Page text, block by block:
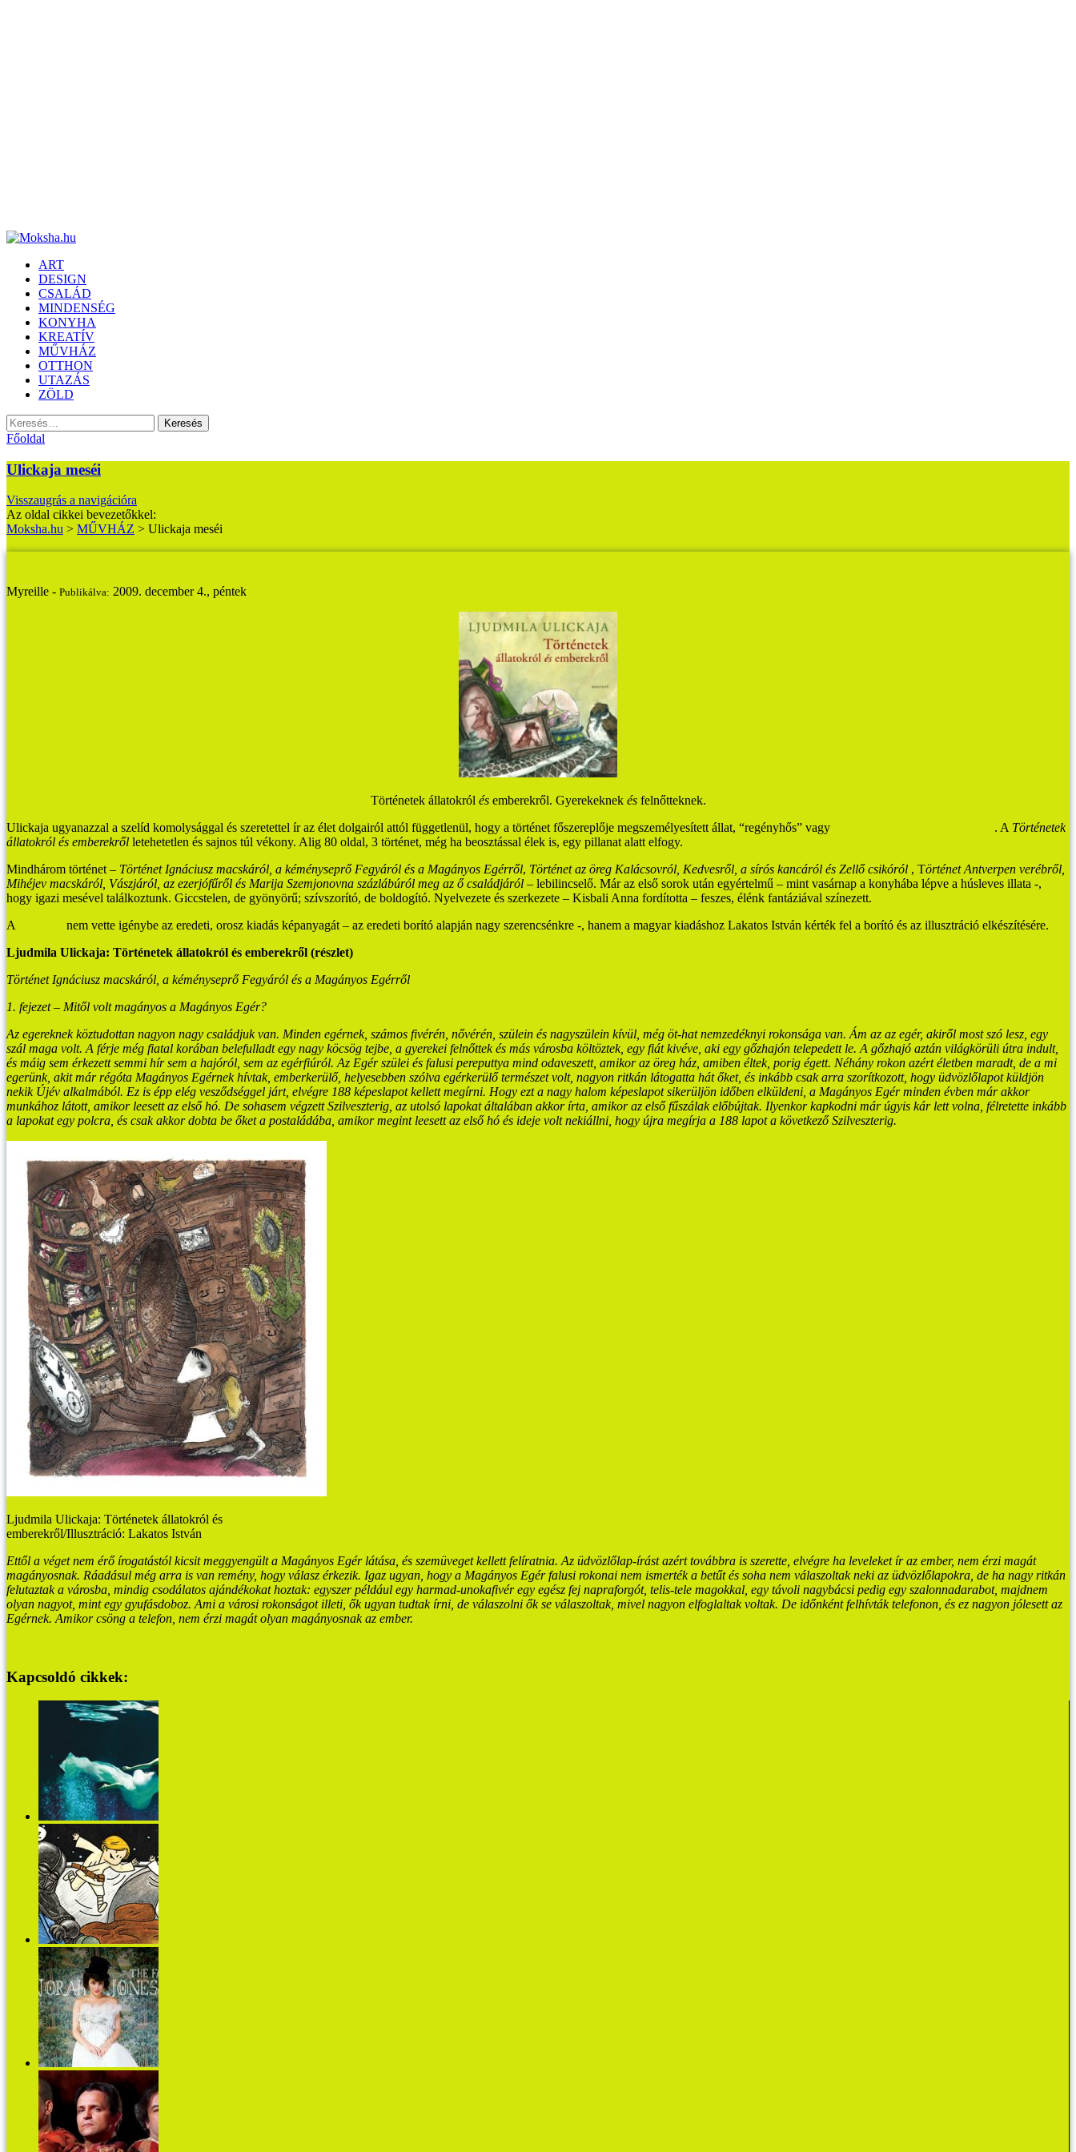
ART
DESIGN
CSALÁD
MINDENSÉG
KONYHA
KREATÍV
MŰVHÁZ
OTTHON
UTAZÁS
ZÖLD
Keresés:
Főoldal
Ulickaja meséi
Visszaugrás a navigációra
Az oldal cikkei bevezetőkkel:
Moksha.hu > MŰVHÁZ > Ulickaja meséi
Myreille - Publikálva: 2009. december 4., péntek
Történetek állatokról ésemberekről. Gyerekeknek ésfelnőtteknek.
Ulickaja ugyanazzal a szelíd komolysággal és szeretettel ír az élet dolgairól attól függetlenül, hogy a történet főszereplője megszemélyesített állat, “regényhős” vagy
. A Történetek
állatokról és emberekről letehetetlen és sajnos túl vékony. Alig 80 oldal, 3 történet, még ha beosztással élek is, egy pillanat alatt elfogy.
Mindhárom történet – Történet Ignáciusz macskáról, a kéményseprő Fegyáról és a Magányos Egérről, Történet az öreg Kalácsovról, Kedvesről, a sírós kancáról és Zellő csikóról , Történet Antverpen verébről,
Mihéjev macskáról, Vászjáról, az ezerjófűről és Marija Szemjonovna százlábúról meg az ő családjáról – lebilincselő. Már az első sorok után egyértelmű – mint vasárnap a konyhába lépve a húsleves illata -,
hogy igazi mesével találkoztunk. Giccstelen, de gyönyörű; szívszorító, de boldogító. Nyelvezete és szerkezete – Kisbali Anna fordította – feszes, élénk fantáziával színezett.
A
nem vette igénybe az eredeti, orosz kiadás képanyagát – az eredeti borító alapján nagy szerencsénkre -, hanem a magyar kiadáshoz Lakatos István kérték fel a borító és az illusztráció elkészítésére.
Ljudmila Ulickaja: Történetek állatokról és emberekről (részlet)
Történet Ignáciusz macskáról, a kéményseprő Fegyáról és a Magányos Egérről
1. fejezet – Mitől volt magányos a Magányos Egér?
Az egereknek köztudottan nagyon nagy családjuk van. Minden egérnek, számos fivérén, nővérén, szülein és nagyszülein kívül, még öt-hat nemzedéknyi rokonsága van. Ám az az egér, akiről most szó lesz, egy
szál maga volt. A férje még fiatal korában belefulladt egy nagy köcsög tejbe, a gyerekei felnőttek és más városba költöztek, egy fiát kivéve, aki egy gőzhajón telepedett le. A gőzhajó aztán világkörüli útra indult,
és máig sem érkezett semmi hír sem a hajóról, sem az egérfiúról. Az Egér szülei és falusi pereputtya mind odaveszett, amikor az öreg ház, amiben éltek, porig égett. Néhány rokon azért életben maradt, de a mi
egerünk, akit már régóta Magányos Egérnekhívtak, emberkerülő, helyesebben szólva egérkerülő természet volt, nagyon ritkán látogatta hát őket, és inkább csak arra szorítkozott, hogy üdvözlőlapot küldjön
nekik Újév alkalmából. Ez is épp elég vesződséggel járt, elvégre 188 képeslapot kellett megírni. Hogy ezt a nagy halom képeslapot sikerüljön időben elküldeni, a Magányos Egér minden évben már akkor
munkához látott, amikor leesett az első hó. De sohasem végzett Szilveszterig, az utolsó lapokat általában akkor írta, amikor az első fűszálak előbújtak. Ilyenkor kapkodni már úgyis kár lett volna, félretette inkább
a lapokat egy polcra, és csak akkor dobta be őket a postaládába, amikor megint leesett az első hó és ideje volt nekiállni, hogy újra megírja a 188 lapot a következő Szilveszterig.
Ljudmila Ulickaja: Történetek állatokról és
emberekről/Illusztráció: Lakatos István
Ettől a véget nem érő írogatástól kicsit meggyengült a Magányos Egér látása, és szemüveget kellett felíratnia. Az üdvözlőlap-írást azért továbbra is szerette, elvégre ha leveleket ír az ember, nem érzi magát
magányosnak. Ráadásul még arra is van remény, hogy válasz érkezik. Igaz ugyan, hogy a Magányos Egér falusi rokonai nem ismerték a betűt és soha nem válaszoltak neki az üdvözlőlapokra, de ha nagy ritkán
felutaztak a városba, mindig csodálatos ajándékokat hoztak: egyszer például egy harmad-unokafivér egy egész fej napraforgót, telis-tele magokkal, egy távoli nagybácsi pedig egy szalonnadarabot, majdnem
olyan nagyot, mint egy gyufásdoboz. Ami a városi rokonságot illeti, ők ugyan tudtak írni, de válaszolni ők se válaszoltak, mivel nagyon elfoglaltak voltak. De időnként felhívták telefonon, és ez nagyon jólesett az
Egérnek. Amikor csöng a telefon, nem érzi magát olyan magányosnak az ember.
Kapcsoldó cikkek: